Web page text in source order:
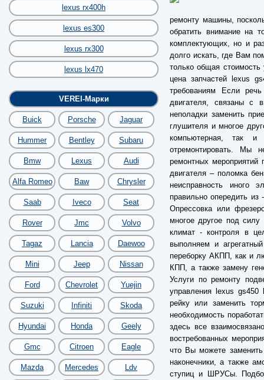
lexus rx400h
lexus es300
lexus rx300
lexus lx470
VEREI-Марки
Buick Porsche Jaguar
Hummer Bentley Subaru
Bmw Lexus Audi
Alfa Romeo Baw Chrysler
Saab Iveco Seat
Rover Jmc Volvo
Tagaz Lancia Daewoo
Mini Jeep Nissan
Ford Chevrolet Yuejin
Suzuki Infiniti Skoda
Hyundai Honda Geely
Gmc Citroen Eagle
Mazda Mercedes Ldv
ремонту машины,
обратить внимание на
комплектующих, но и
долго искать, где Вам
только общая
цена запчастей lexus
требованиям Если
двигателя, связаны с
неполадки заменить
глушителя и многое
компьютерная, так и
отремонтировать. Мы
ремонтных мероприятий
двигателя – поломка
неисправность иного
правильно опередить из
Опрессовка или
многое другое под
климат - контроля в
выполняем и
переборку АКПП, как и
КПП, а также замену
Услуги по ремонту
управления lexus gs450
рейку или заменить
необходимость
здесь все
востребованных
что Вы можете
наконечники, а также
ступиц и ШРУСы.